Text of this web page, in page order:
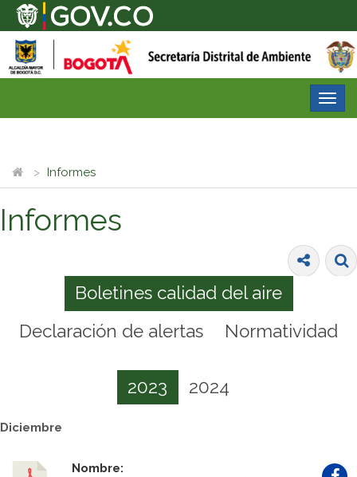
Informes
Informes
Boletines calidad del aire
Declaración de alertas
Normatividad
2023 2024
Diciembre
Nombre: